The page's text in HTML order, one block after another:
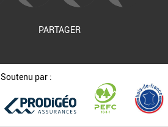
PARTAGER
Soutenu par :